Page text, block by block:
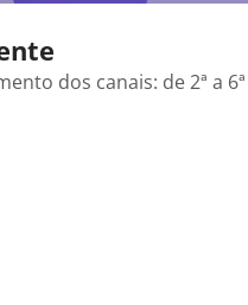
dos canais: de 2ª a